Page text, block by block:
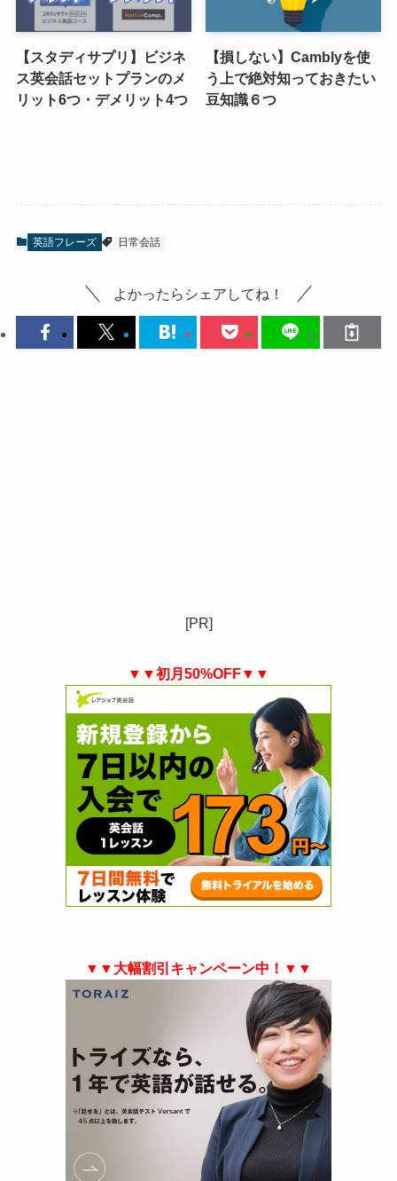
【スタディサプリ】ビジネ
ス英会話セットプランのメ
リット6つ・デメリット4つ
【損しない】Camblyを使
う上で絶対知っておきたい
豆知識６つ
英語フレーズ 日常会話
よかったらシェアしてね！
[PR]
▼▼初月50%OFF▼▼
▼▼大幅割引キャンペーン中！▼▼